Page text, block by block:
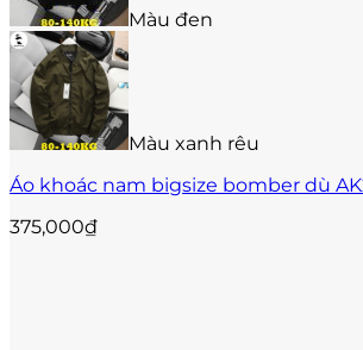
biến
thể.
Các
tùy
chọn
có
thể
chọn
trang
Màu đen
Màu xanh rêu
Áo khoác nam bigsize bomber dù
375,000₫